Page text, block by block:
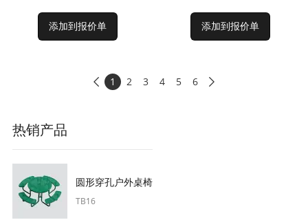
添加到报价单 添加到报价单
 1 2 3 4 5 6 
热销产品
圆形穿孔户外桌椅
TB16